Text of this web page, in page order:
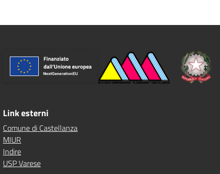
Link esterni
Comune di Castellanza
MIUR
Indire
USP Varese